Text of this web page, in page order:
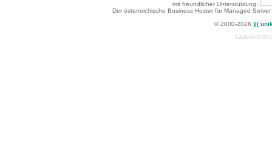
mit freundlicher Unterstützung:
Der österreichische Business Hoster für Managed
© 2000-2026 )|(